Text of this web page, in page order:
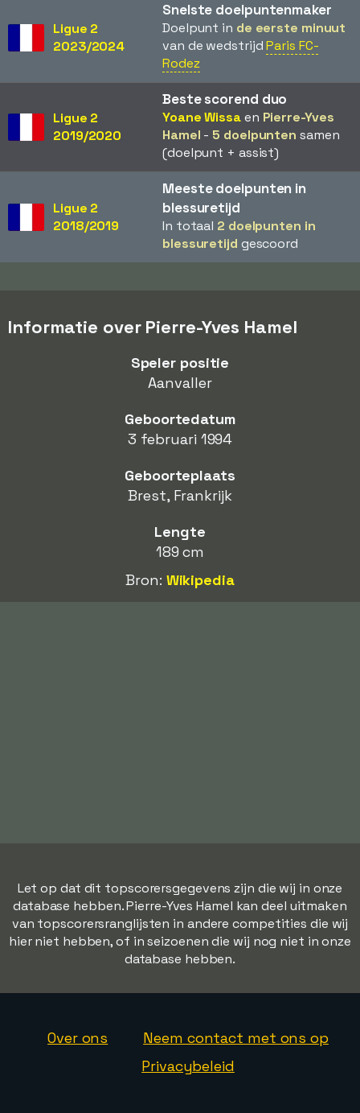
Ligue 2
2023/2024
Snelste doelpuntenmaker
Doelpunt in de eerste minuut
van de wedstrijdParis FC-
Rodez
Ligue 2
2019/2020
Beste scorend duo
Yoane Wissaen Pierre-Yves
Hamel - 5 doelpunten samen
(doelpunt + assist)
Ligue 2
2018/2019
Meeste doelpunten in
blessuretijd
In totaal 2 doelpunten in
blessuretijd gescoord
Informatie over Pierre-Yves Hamel
Speler positie
Aanvaller
Geboortedatum
3 februari 1994
Geboorteplaats
Brest, Frankrijk
Lengte
189 cm
Bron: Wikipedia
Let op dat dit topscorersgegevens zijn die wij in onze
database hebben. Pierre-Yves Hamel kan deel uitmaken
van topscorersranglijsten in andere competities die wij
hier niet hebben, of in seizoenen die wij nog niet in onze
database hebben.
Over ons
Neem contact met ons op
Privacybeleid